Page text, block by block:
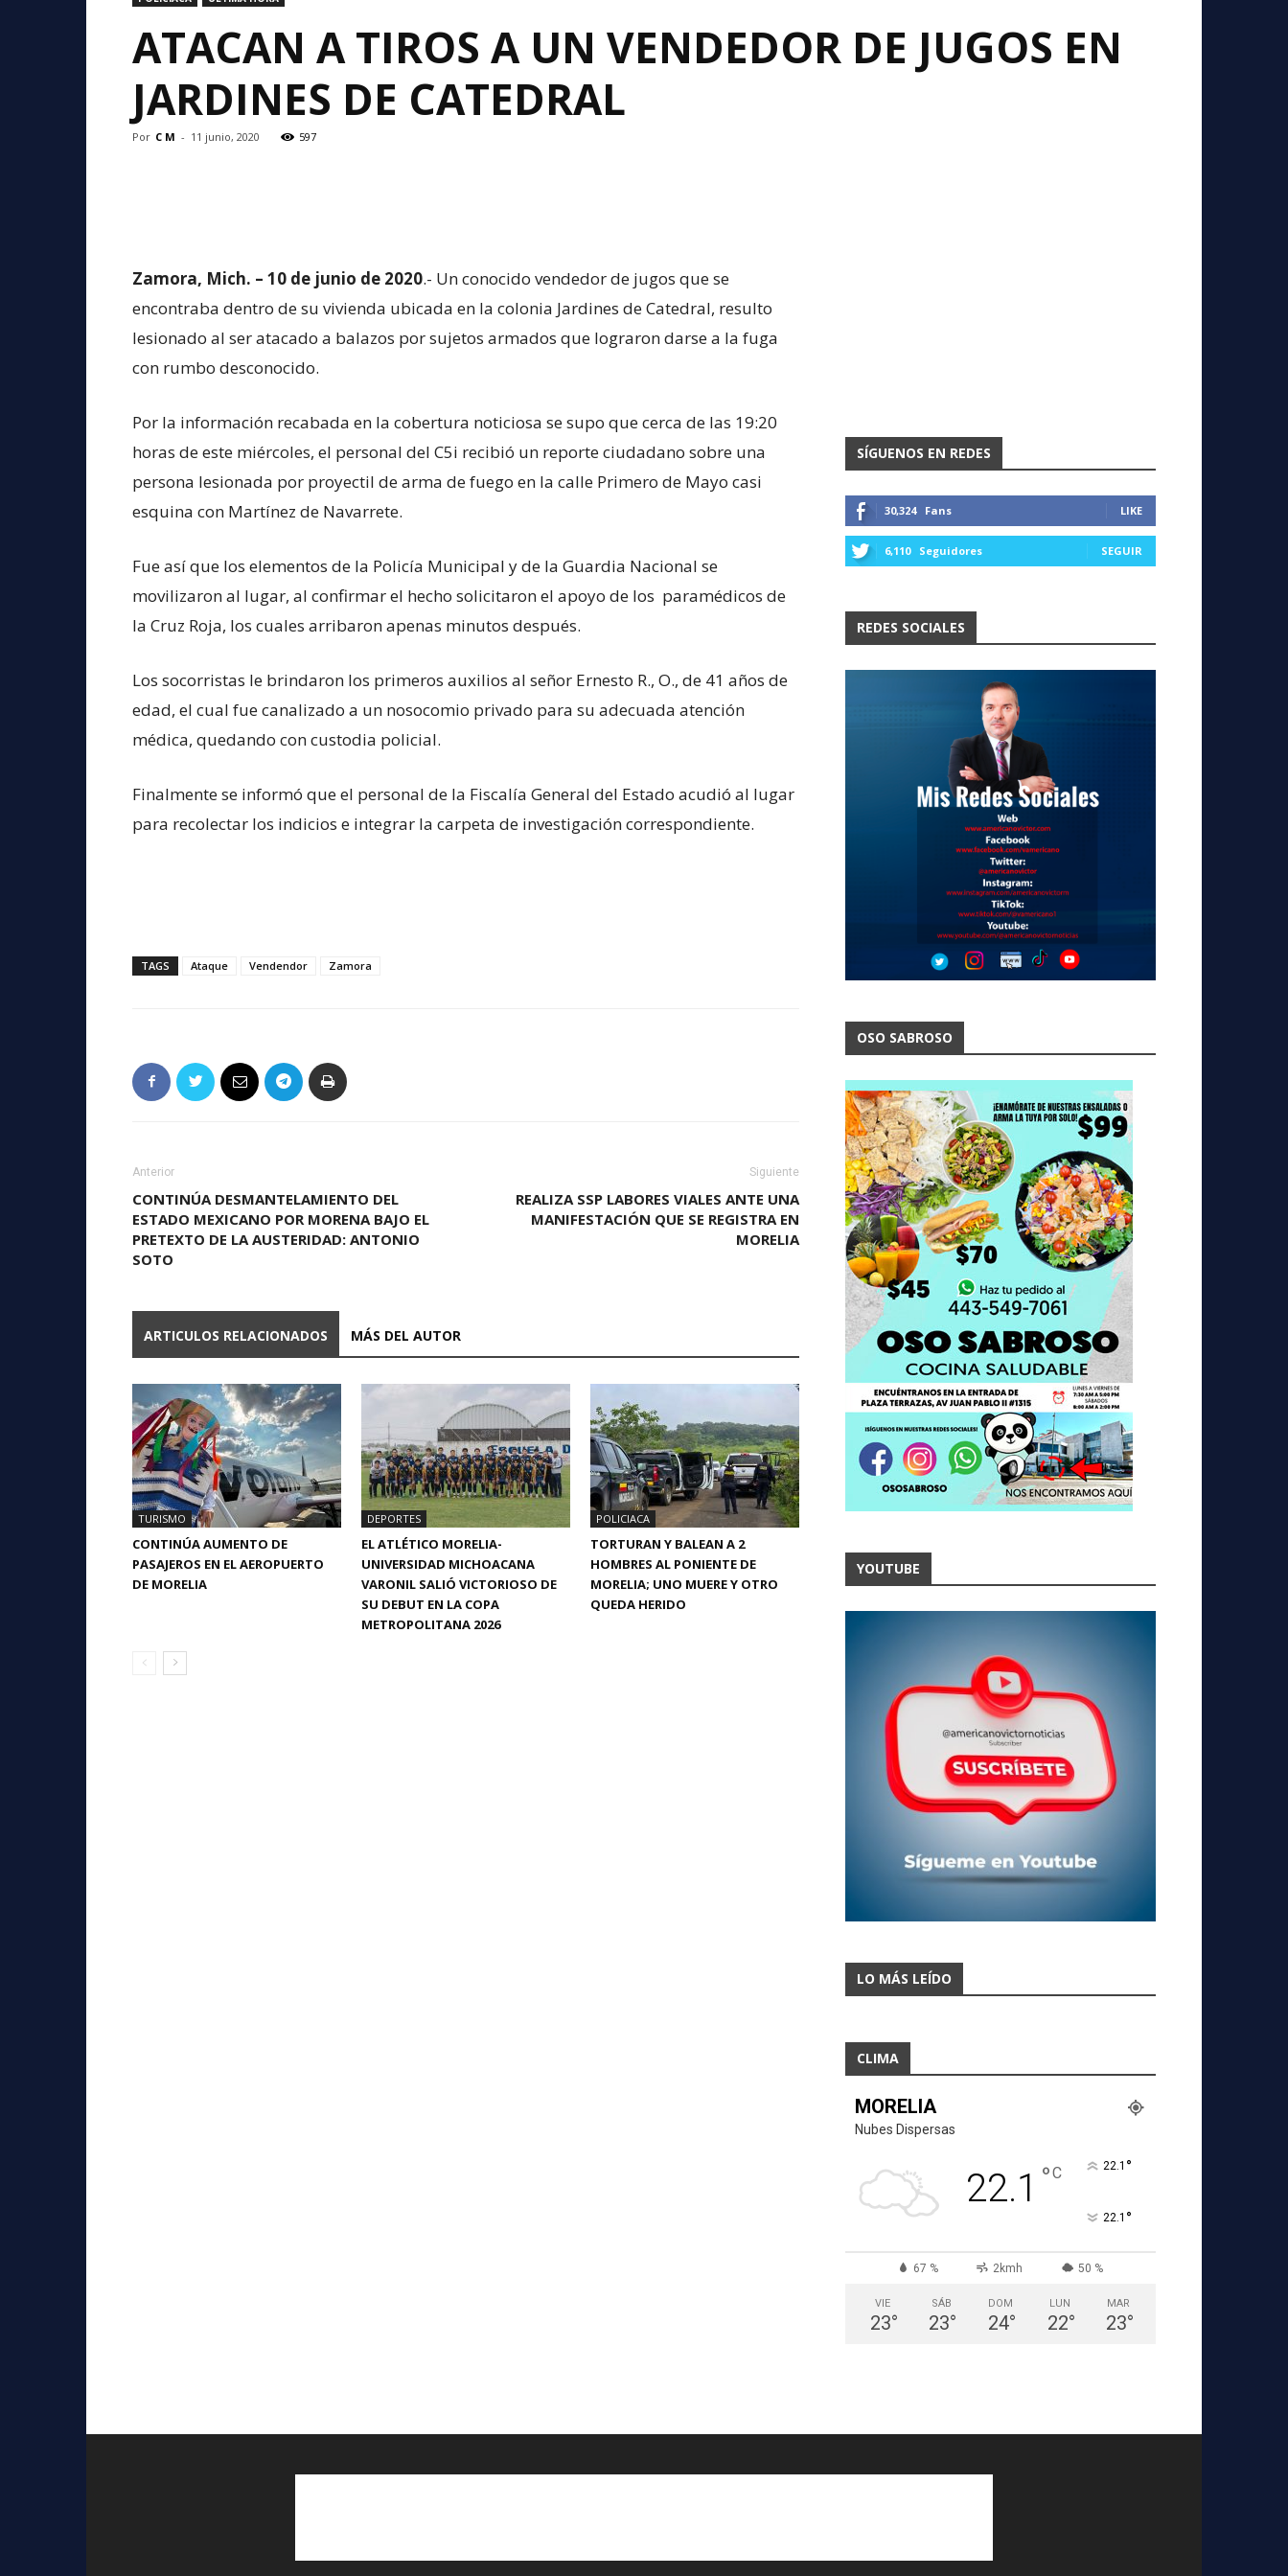
ATACAN A TIROS A UN VENDEDOR DE JUGOS EN
JARDINES DE CATEDRAL
Por C M - 11 junio, 2020 597
Zamora, Mich. – 10 de junio de 2020.- Un conocido vendedor de jugos que se
encontraba dentro de su vivienda ubicada en la colonia Jardines de Catedral, resulto
lesionado al ser atacado a balazos por sujetos armados que lograron darse a la fuga
con rumbo desconocido.
Por la información recabada en la cobertura noticiosa se supo que cerca de las 19:20
horas de este miércoles, el personal del C5i recibió un reporte ciudadano sobre una
persona lesionada por proyectil de arma de fuego en la calle Primero de Mayo casi
esquina con Martínez de Navarrete.
Fue así que los elementos de la Policía Municipal y de la Guardia Nacional se
movilizaron al lugar, al confirmar el hecho solicitaron el apoyo de los paramédicos de
la Cruz Roja, los cuales arribaron apenas minutos después.
Los socorristas le brindaron los primeros auxilios al señor Ernesto R., O., de 41 años de
edad, el cual fue canalizado a un nosocomio privado para su adecuada atención
médica, quedando con custodia policial.
Finalmente se informó que el personal de la Fiscalía General del Estado acudió al lugar
para recolectar los indicios e integrar la carpeta de investigación correspondiente.
TAGS Ataque Vendendor Zamora
Anterior
CONTINÚA DESMANTELAMIENTO DEL
ESTADO MEXICANO POR MORENA BAJO EL
PRETEXTO DE LA AUSTERIDAD: ANTONIO
SOTO
Siguiente
REALIZA SSP LABORES VIALES ANTE UNA
MANIFESTACIÓN QUE SE REGISTRA EN
MORELIA
ARTICULOS RELACIONADOS MÁS DEL AUTOR
TURISMO
CONTINÚA AUMENTO DE
PASAJEROS EN EL AEROPUERTO
DE MORELIA
DEPORTES
EL ATLÉTICO MORELIA-
UNIVERSIDAD MICHOACANA
VARONIL SALIÓ VICTORIOSO DE
SU DEBUT EN LA COPA
METROPOLITANA 2026
POLICIACA
TORTURAN Y BALEAN A 2
HOMBRES AL PONIENTE DE
MORELIA; UNO MUERE Y OTRO
QUEDA HERIDO
SÍGUENOS EN REDES
30,324 Fans LIKE
6,110 Seguidores SEGUIR
REDES SOCIALES
OSO SABROSO
YOUTUBE
LO MÁS LEÍDO
CLIMA
MORELIA
Nubes Dispersas
22.1 °C 22.1 °
22.1 °
67 % 2kmh 50 %
VIE
23°
SÁB
23°
DOM
24°
LUN
22°
MAR
23°